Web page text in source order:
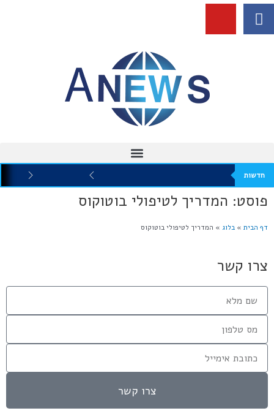
חדשות
פוסט: המדריך לטיפולי בוטוקוס
דף הבית » בלוג » המדריך לטיפולי בוטוקוס
צרו קשר
צרו קשר